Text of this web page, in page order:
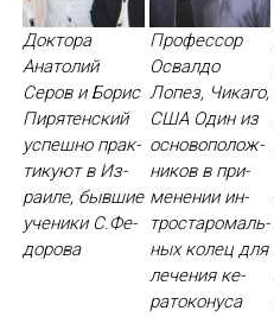
Доктора
Анатолий
Серов и Борис
Пирятенский
ус­пешно прак­
ти­ку­ют в Из­
ра­иле, быв­шие
уче­ники С.Фе­
доро­ва
Профессор
Освалдо
Лопез, Чикаго,
США Один из
ос­но­вопо­лож­
ни­ков в при­
мене­нии ин­
трос­та­ромаль­
ных ко­лец для
ле­чения ке­
рато­кону­са